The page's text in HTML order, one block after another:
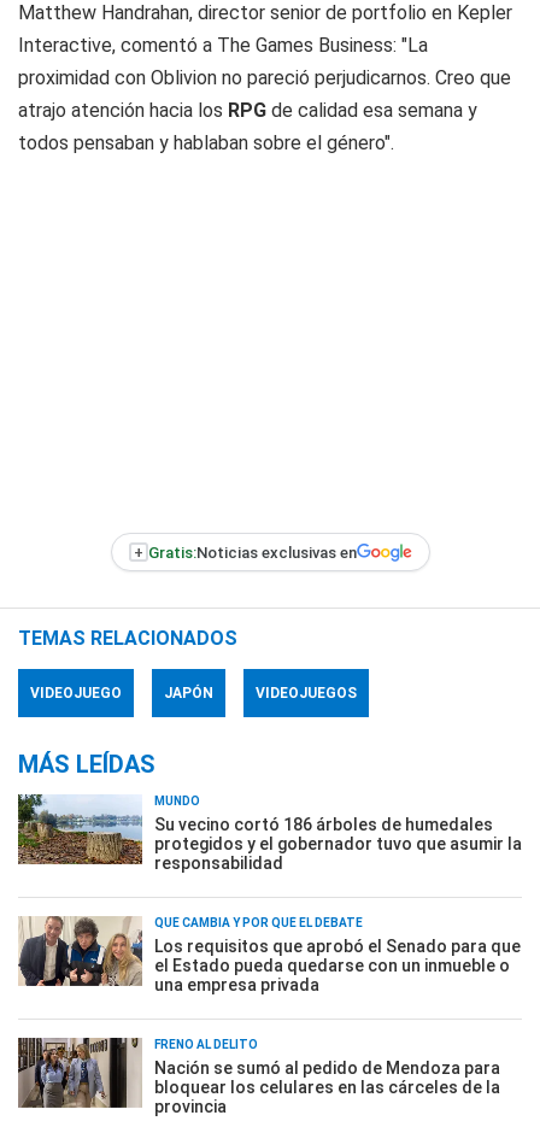
Matthew Handrahan, director senior de portfolio en Kepler
Interactive, comentó a The Games Business: "La
proximidad con Oblivion no pareció perjudicarnos. Creo que
atrajo atención hacia los RPG de calidad esa semana y
todos pensaban y hablaban sobre el género".
+ Gratis:Noticias exclusivas en
TEMAS RELACIONADOS
VIDEOJUEGO JAPÓN VIDEOJUEGOS
MÁS LEÍDAS
MUNDO
Su vecino cortó 186 árboles de humedales
protegidos y el gobernador tuvo que asumir la
responsabilidad
QUÉ CAMBIA Y POR QUÉ EL DEBATE
Los requisitos que aprobó el Senado para que
el Estado pueda quedarse con un inmueble o
una empresa privada
FRENO AL DELITO
Nación se sumó al pedido de Mendoza para
bloquear los celulares en las cárceles de la
provincia